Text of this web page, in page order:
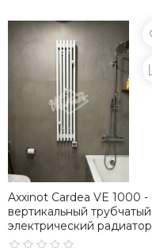
Axxinot Cardea VE 1000 -
вертикальный трубчатый
электрический радиатор
высотой 1000 мм